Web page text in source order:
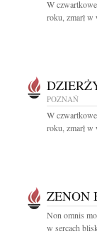
W
roku, zmarł
POZNAŃ
W
roku, zmarł
ZENON
Non omnis
w sercach